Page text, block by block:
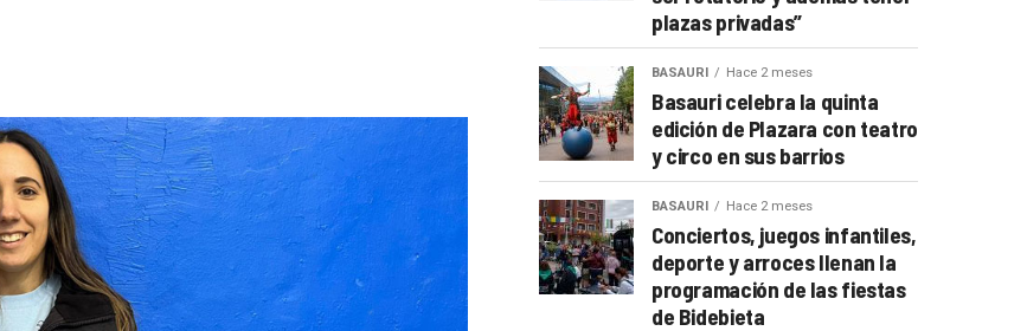
plazas privadas”
BASAURI Hace 2 meses
Basauri celebra la quinta
edición de Plazara con teatro
y circo en sus barrios
BASAURI Hace 2 meses
Conciertos, juegos infantiles,
deporte y arroces llenan la
programación de las fiestas
de Bidebieta